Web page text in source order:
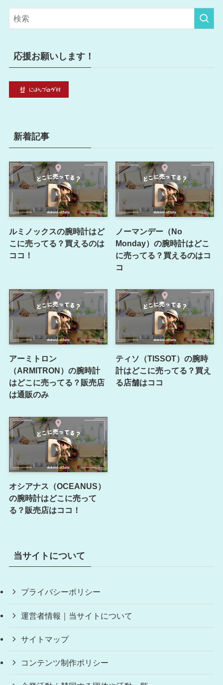
リ
応援お願いします！
新着記事
ルミノックスの腕時計はど
こに売ってる？買えるのは
ココ！
ノーマンデー（No
Monday）の腕時計はどこ
に売ってる？買えるのはコ
コ
アーミトロン
（ARMITRON）の腕時計
はどこに売ってる？販売店
は通販のみ
ティソ（TISSOT）の腕時
計はどこに売ってる？買え
る店舗はココ
オシアナス（OCEANUS）
の腕時計はどこに売って
る？販売店はココ！
当サイトについて
プライバシーポリシー
運営者情報｜当サイトについて
サイトマップ
コンテンツ制作ポリシー